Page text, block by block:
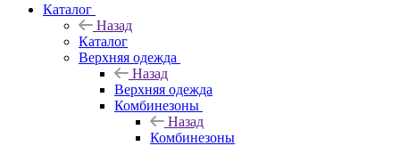
Каталог
Назад
Каталог
Верхняя одежда
Назад
Верхняя одежда
Комбинезоны
Назад
Комбинезоны